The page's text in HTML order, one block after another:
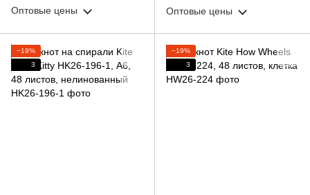
Оптовые цены Оптовые цены
−19%
3
−19%
3